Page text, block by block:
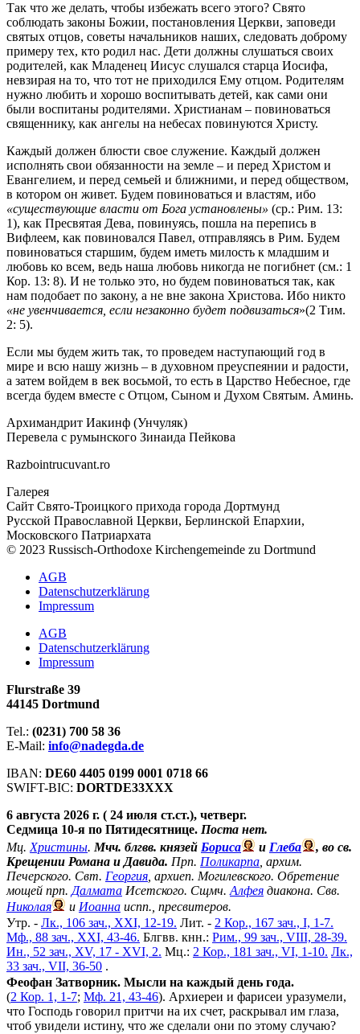
Так что же делать, чтобы избежать всего этого? Свято
соблюдать законы Божии, постановления Церкви, заповеди
святых отцов, советы начальников наших, следовать доброму
примеру тех, кто родил нас. Дети должны слушаться своих
родителей, как Младенец Иисус слушался старца Иосифа,
невзирая на то, что тот не приходился Ему отцом. Родителям
нужно любить и хорошо воспитывать детей, как сами они
были воспитаны родителями. Христианам – повиноваться
священнику, как ангелы на небесах повинуются Христу.
Каждый должен блюсти свое служение. Каждый должен
исполнять свои обязанности на земле – и перед Христом и
Евангелием, и перед семьей и ближними, и перед обществом,
в котором он живет. Будем повиноваться и властям, ибо
«существующие власти от Бога установлены» (ср.: Рим. 13:
1), как Пресвятая Дева, повинуясь, пошла на перепись в
Вифлеем, как повиновался Павел, отправляясь в Рим. Будем
повиноваться старшим, будем иметь милость к младшим и
любовь ко всем, ведь наша любовь никогда не погибнет (см.: 1
Кор. 13: 8). И не только это, но будем повиноваться так, как
нам подобает по закону, а не вне закона Христова. Ибо никто
«не увенчивается, если незаконно будет подвизаться»(2 Тим.
2: 5).
Если мы будем жить так, то проведем наступающий год в
мире и всю нашу жизнь – в духовном преуспеянии и радости,
а затем войдем в век восьмой, то есть в Царство Небесное, где
всегда будем вместе с Отцом, Сыном и Духом Святым. Аминь.
Архимандрит Иакинф (Унчуляк)
Перевела с румынского Зинаида Пейкова
Razbointrucuvant.ro
Галерея
Сайт Свято-Троицкого прихода города Дортмунд
Русской Православной Церкви, Берлинской Епархии,
Московского Патриархата
© 2023 Russisch-Orthodoxe Kirchengemeinde zu Dortmund
АGB
Datenschutzerklärung
Impressum
АGB
Datenschutzerklärung
Impressum
Flurstraße 39
44145 Dortmund
Tel.: (0231) 700 58 36
E-Mail: info@nadegda.de
IBAN: DE60 4405 0199 0001 0718 66
SWIFT-BIC: DORTDE33XXX
6 августа 2026 г. ( 24 июля ст.ст.), четверг.
Седмица 10-я по Пятидесятнице. Поста нет.
Мц. Христины. Мчч. блгвв. князей Бориса и Глеба
, во св.
Крещении Романа и Давида. Прп. Поликарпа , архим.
Печерского. Свт. Георгия , архиеп. Могилевского. Обретение
мощей прп. Далмата Исетского. Сщмч. Алфея диакона. Свв.
Николая
и Иоанна испп., пресвитеров.
Утр. - Лк., 106 зач., XXI, 12-19. Лит. - 2 Кор., 167 зач., I, 1-7.
Мф., 88 зач., XXI, 43-46. Блгвв. кнн.: Рим., 99 зач., VIII, 28-39.
Ин., 52 зач., XV, 17 - XVI, 2. Мц.: 2 Кор., 181 зач., VI, 1-10. Лк.,
33 зач., VII, 36-50 .
Феофан Затворник. Мысли на каждый день года.
(2 Кор. 1, 1-7; Мф. 21, 43-46). Архиереи и фарисеи уразумели,
что Господь говорил притчи на их счет, раскрывал им глаза,
чтоб увидели истину, что же сделали они по этому случаю?